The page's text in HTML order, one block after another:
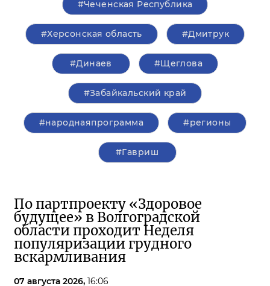
#Чеченская Республика
#Херсонская область #Дмитрук
#Динаев #Щеглова
#Забайкальский край
#народнаяпрограмма #регионы
#Гавриш
По партпроекту «Здоровое
будущее» в Волгоградской
области проходит Неделя
популяризации грудного
вскармливания
07 августа 2026, 16:06